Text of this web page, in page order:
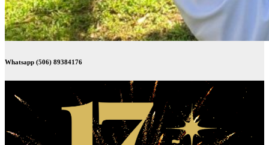
Whatsapp (506) 89384176